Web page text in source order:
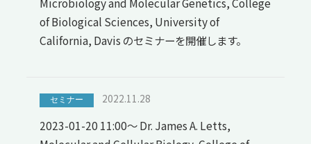
of Biological Sciences, University of
California, Davis のセミナーを開催します。
セミナー 2022.11.28
2023-01-20 11:00～ Dr. James A. Letts,